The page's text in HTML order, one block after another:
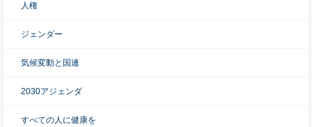
人権
ジェンダー
気候変動と国連
2030アジェンダ
すべての人に健康を